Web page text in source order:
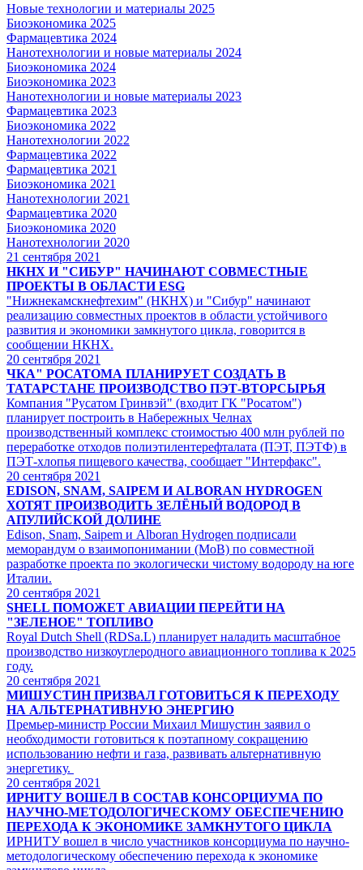
Новые технологии и материалы 2025
Биоэкономика 2025
Фармацевтика 2024
Нанотехнологии и новые материалы 2024
Биоэкономика 2024
Биоэкономика 2023
Нанотехнологии и новые материалы 2023
Фармацевтика 2023
Биоэкономика 2022
Нанотехнологии 2022
Фармацевтика 2022
Фармацевтика 2021
Биоэкономика 2021
Нанотехнологии 2021
Фармацевтика 2020
Биоэкономика 2020
Нанотехнологии 2020
21 сентября 2021
НКНХ И "СИБУР" НАЧИНАЮТ СОВМЕСТНЫЕ
ПРОЕКТЫ В ОБЛАСТИ ESG
"Нижнекамскнефтехим" (НКНХ) и "Сибур" начинают
реализацию совместных проектов в области устойчивого
развития и экономики замкнутого цикла, говорится в
сообщении НКНХ.
20 сентября 2021
ЧКА" РОСАТОМА ПЛАНИРУЕТ СОЗДАТЬ В
ТАТАРСТАНЕ ПРОИЗВОДСТВО ПЭТ-ВТОРСЫРЬЯ
Компания "Русатом Гринвэй" (входит ГК "Росатом")
планирует построить в Набережных Челнах
производственный комплекс стоимостью 400 млн рублей по
переработке отходов полиэтилентерефталата (ПЭТ, ПЭТФ) в
ПЭТ-хлопья пищевого качества, сообщает "Интерфакс".
20 сентября 2021
EDISON, SNAM, SAIPEM И ALBORAN HYDROGEN
ХОТЯТ ПРОИЗВОДИТЬ ЗЕЛЁНЫЙ ВОДОРОД В
АПУЛИЙСКОЙ ДОЛИНЕ
Edison, Snam, Saipem и Alboran Hydrogen подписали
меморандум о взаимопонимании (МоВ) по совместной
разработке проекта по экологически чистому водороду на юге
Италии.
20 сентября 2021
SHELL ПОМОЖЕТ АВИАЦИИ ПЕРЕЙТИ НА
"ЗЕЛЕНОЕ" ТОПЛИВО
Royal Dutch Shell (RDSa.L) планирует наладить масштабное
производство низкоуглеродного авиационного топлива к 2025
году.
20 сентября 2021
МИШУСТИН ПРИЗВАЛ ГОТОВИТЬСЯ К ПЕРЕХОДУ
НА АЛЬТЕРНАТИВНУЮ ЭНЕРГИЮ
Премьер-министр России Михаил Мишустин заявил о
необходимости готовиться к поэтапному сокращению
использованию нефти и газа, развивать альтернативную
энергетику.
20 сентября 2021
ИРНИТУ ВОШЕЛ В СОСТАВ КОНСОРЦИУМА ПО
НАУЧНО-МЕТОДОЛОГИЧЕСКОМУ ОБЕСПЕЧЕНИЮ
ПЕРЕХОДА К ЭКОНОМИКЕ ЗАМКНУТОГО ЦИКЛА
ИРНИТУ вошел в число участников консорциума по научно-
методологическому обеспечению перехода к экономике